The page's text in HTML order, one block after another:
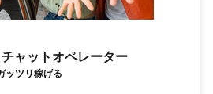
ャットオペレーター
ッツリ稼げる